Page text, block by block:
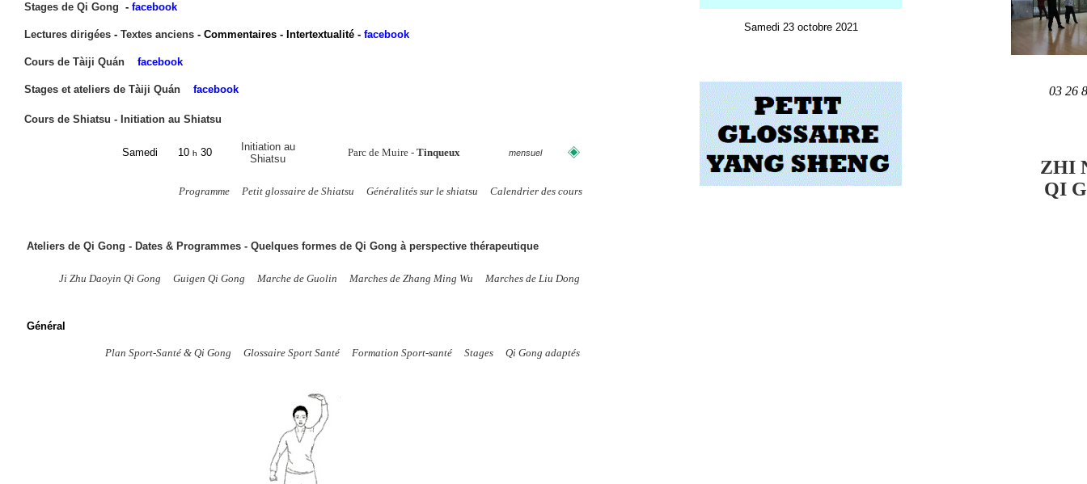
Stages de Qi Gong - facebook
Lectures dirigées - Textes anciens - Commentaires - Intertextualité - facebook
Cours de Tàiji Quán facebook
Stages et ateliers de Tàiji Quán facebook
Cours de Shiatsu - Initiation au Shiatsu
Samedi 10 h 30
Initiation au
Shiatsu
Parc de Muire - Tinqueux mensuel
Programme Petit glossaire de Shiatsu Généralités sur le shiatsu Calendrier des cours
Ateliers de Qi Gong - Dates & Programmes - Quelques formes de Qi Gong à perspective thérapeutique
Ji Zhu Daoyin Qi Gong Guigen Qi Gong Marche de Guolin Marches de Zhang Ming Wu Marches de Liu Dong
Général
Plan Sport-Santé & Qi Gong Glossaire Sport Santé Formation Sport-santé Stages Qi Gong adaptés
Samedi 23 octobre 2021
03 26
ZHI
QI